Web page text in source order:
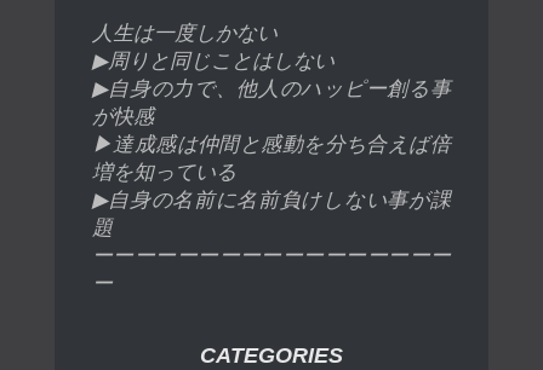
人生は一度しかない
▶︎周りと同じことはしない
▶︎自身の力で、他人のハッピー創る事
が快感
▶︎達成感は仲間と感動を分ち合えば倍
増を知っている
▶︎自身の名前に名前負けしない事が課
題
ーーーーーーーーーーーーーーーーー
ー
CATEGORIES